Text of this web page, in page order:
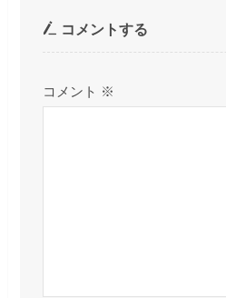
コメントする
コメント ※